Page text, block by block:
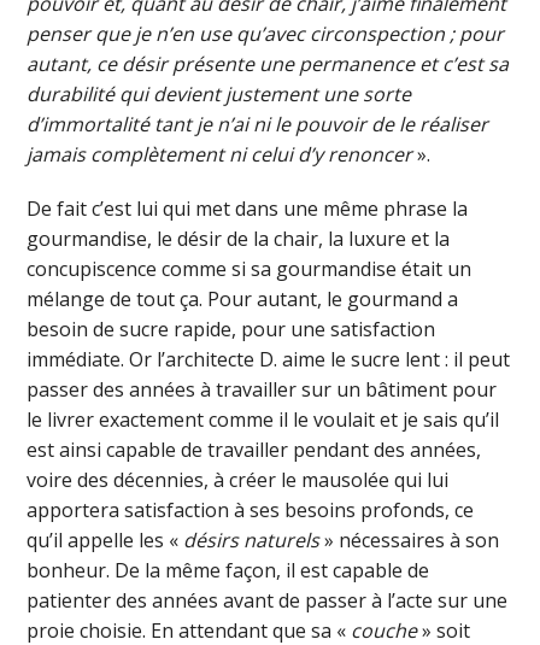
penser que je n’en use qu’avec circonspection ; pour
autant, ce désir présente une permanence et c’est sa
durabilité qui devient justement une sorte
d’immortalité tant je n’ai ni le pouvoir de le réaliser
jamais complètement ni celui d’y renoncer».
De fait c’est lui qui met dans une même phrase la
gourmandise, le désir de la chair, la luxure et la
concupiscence comme si sa gourmandise était un
mélange de tout ça. Pour autant, le gourmand a
besoin de sucre rapide, pour une satisfaction
immédiate. Or l’architecte D. aime le sucre lent : il peut
passer des années à travailler sur un bâtiment pour
le livrer exactement comme il le voulait et je sais qu’il
est ainsi capable de travailler pendant des années,
voire des décennies, à créer le mausolée qui lui
apportera satisfaction à ses besoins profonds, ce
qu’il appelle les « désirs naturels» nécessaires à son
bonheur. De la même façon, il est capable de
patienter des années avant de passer à l’acte sur une
proie choisie. En attendant que sa « couche» soit